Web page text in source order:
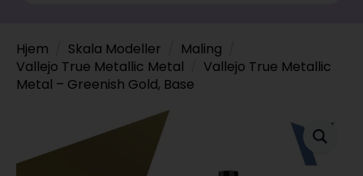
Hjem Skala Modeller
Maling
Vallejo True Metallic Metal
Vallejo True Metallic
Metal – Greenish Gold, Base